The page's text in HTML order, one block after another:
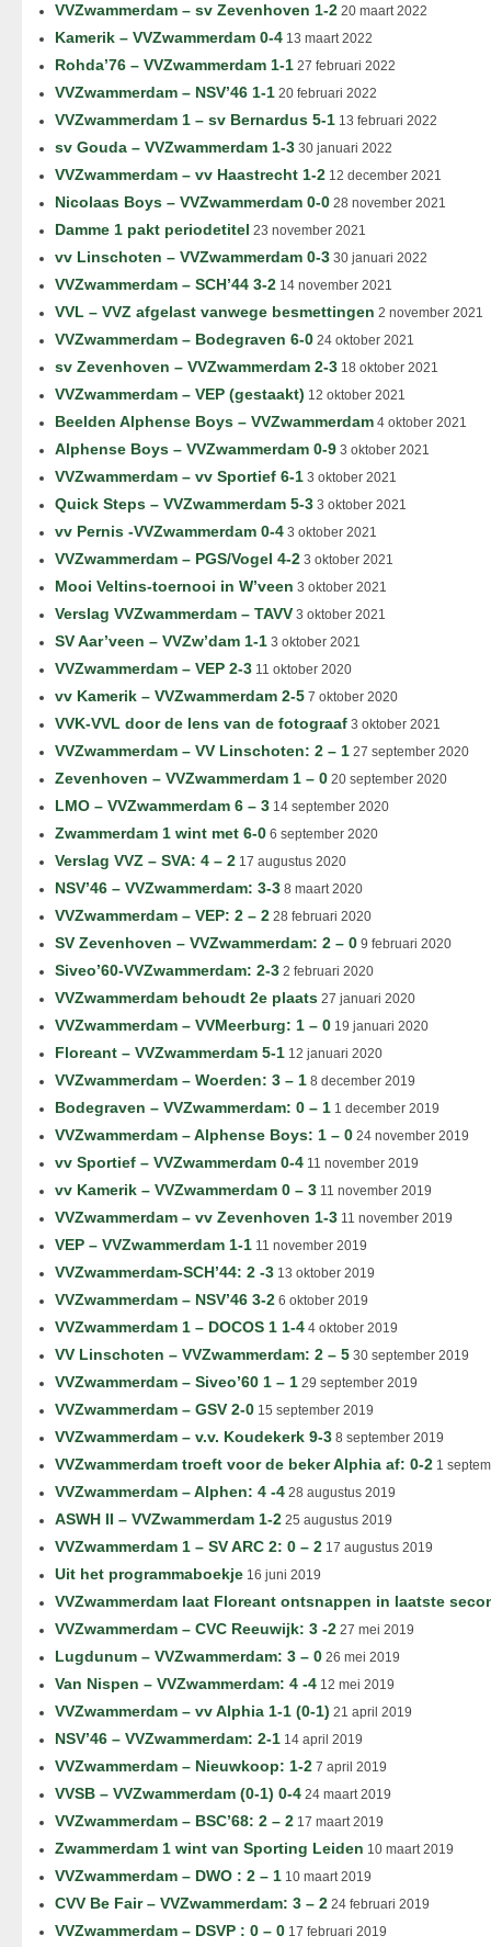
VVZwammerdam – sv Zevenhoven 1-2 20 maart 2022
Kamerik – VVZwammerdam 0-4 13 maart 2022
Rohda’76 – VVZwammerdam 1-1 27 februari 2022
VVZwammerdam – NSV’46 1-1 20 februari 2022
VVZwammerdam 1 – sv Bernardus 5-1 13 februari 2022
sv Gouda – VVZwammerdam 1-3 30 januari 2022
VVZwammerdam – vv Haastrecht 1-2 12 december 2021
Nicolaas Boys – VVZwammerdam 0-0 28 november 2021
Damme 1 pakt periodetitel 23 november 2021
vv Linschoten – VVZwammerdam 0-3 30 januari 2022
VVZwammerdam – SCH’44 3-2 14 november 2021
VVL – VVZ afgelast vanwege besmettingen 2 november 2021
VVZwammerdam – Bodegraven 6-0 24 oktober 2021
sv Zevenhoven – VVZwammerdam 2-3 18 oktober 2021
VVZwammerdam – VEP (gestaakt) 12 oktober 2021
Beelden Alphense Boys – VVZwammerdam 4 oktober 2021
Alphense Boys – VVZwammerdam 0-9 3 oktober 2021
VVZwammerdam – vv Sportief 6-1 3 oktober 2021
Quick Steps – VVZwammerdam 5-3 3 oktober 2021
vv Pernis -VVZwammerdam 0-4 3 oktober 2021
VVZwammerdam – PGS/Vogel 4-2 3 oktober 2021
Mooi Veltins-toernooi in W’veen 3 oktober 2021
Verslag VVZwammerdam – TAVV 3 oktober 2021
SV Aar’veen – VVZw’dam 1-1 3 oktober 2021
VVZwammerdam – VEP 2-3 11 oktober 2020
vv Kamerik – VVZwammerdam 2-5 7 oktober 2020
VVK-VVL door de lens van de fotograaf 3 oktober 2021
VVZwammerdam – VV Linschoten: 2 – 1 27 september 2020
Zevenhoven – VVZwammerdam 1 – 0 20 september 2020
LMO – VVZwammerdam 6 – 3 14 september 2020
Zwammerdam 1 wint met 6-0 6 september 2020
Verslag VVZ – SVA: 4 – 2 17 augustus 2020
NSV’46 – VVZwammerdam: 3-3 8 maart 2020
VVZwammerdam – VEP: 2 – 2 28 februari 2020
SV Zevenhoven – VVZwammerdam: 2 – 0 9 februari 2020
Siveo’60-VVZwammerdam: 2-3 2 februari 2020
VVZwammerdam behoudt 2e plaats 27 januari 2020
VVZwammerdam – VVMeerburg: 1 – 0 19 januari 2020
Floreant – VVZwammerdam 5-1 12 januari 2020
VVZwammerdam – Woerden: 3 – 1 8 december 2019
Bodegraven – VVZwammerdam: 0 – 1 1 december 2019
VVZwammerdam – Alphense Boys: 1 – 0 24 november 2019
vv Sportief – VVZwammerdam 0-4 11 november 2019
vv Kamerik – VVZwammerdam 0 – 3 11 november 2019
VVZwammerdam – vv Zevenhoven 1-3 11 november 2019
VEP – VVZwammerdam 1-1 11 november 2019
VVZwammerdam-SCH’44: 2 -3 13 oktober 2019
VVZwammerdam – NSV’46 3-2 6 oktober 2019
VVZwammerdam 1 – DOCOS 1 1-4 4 oktober 2019
VV Linschoten – VVZwammerdam: 2 – 5 30 september 2019
VVZwammerdam – Siveo’60 1 – 1 29 september 2019
VVZwammerdam – GSV 2-0 15 september 2019
VVZwammerdam – v.v. Koudekerk 9-3 8 september 2019
VVZwammerdam troeft voor de beker Alphia af: 0-2 1
VVZwammerdam – Alphen: 4 -4 28 augustus 2019
ASWH II – VVZwammerdam 1-2 25 augustus 2019
VVZwammerdam 1 – SV ARC 2: 0 – 2 17 augustus 2019
Uit het programmaboekje 16 juni 2019
VVZwammerdam laat Floreant ontsnappen in laatste
VVZwammerdam – CVC Reeuwijk: 3 -2 27 mei 2019
Lugdunum – VVZwammerdam: 3 – 0 26 mei 2019
Van Nispen – VVZwammerdam: 4 -4 12 mei 2019
VVZwammerdam – vv Alphia 1-1 (0-1) 21 april 2019
NSV’46 – VVZwammerdam: 2-1 14 april 2019
VVZwammerdam – Nieuwkoop: 1-2 7 april 2019
VVSB – VVZwammerdam (0-1) 0-4 24 maart 2019
VVZwammerdam – BSC’68: 2 – 2 17 maart 2019
Zwammerdam 1 wint van Sporting Leiden 10 maart 2019
VVZwammerdam – DWO : 2 – 1 10 maart 2019
CVV Be Fair – VVZwammerdam: 3 – 2 24 februari 2019
VVZwammerdam – DSVP : 0 – 0 17 februari 2019